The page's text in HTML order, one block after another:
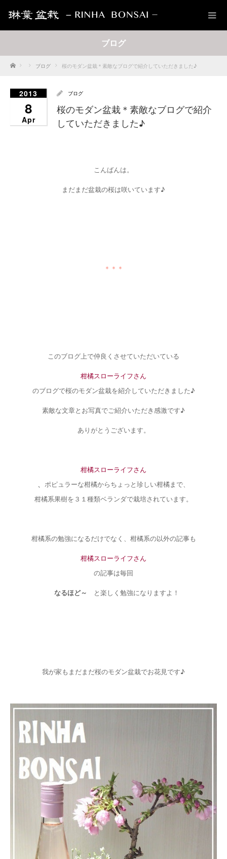
ブログ
Home ブログ 桜のモダン盆栽＊素敵なブログで紹介していただきました♪
2013
8
Apr
ブログ
桜のモダン盆栽＊素敵なブログで紹介
していただきました♪
こんばんは。
まだまだ盆栽の桜は咲いています♪
＊＊＊
このブログ上で仲良くさせていただいている
柑橘スローライフさん
のブログで桜のモダン盆栽を紹介していただきました♪
素敵な文章とお写真でご紹介いただき感激です♪
ありがとうございます。
柑橘スローライフさん
、 ポピュラーな柑橘からちょっと珍しい柑橘まで、
柑橘系果樹を３１種類ベランダで栽培されています。
柑橘系の勉強になるだけでなく、柑橘系の以外の記事も
柑橘スローライフさん
の記事は毎回
なるほど～ と楽しく勉強になりますよ！
我が家もまだまだ桜のモダン盆栽でお花見です♪